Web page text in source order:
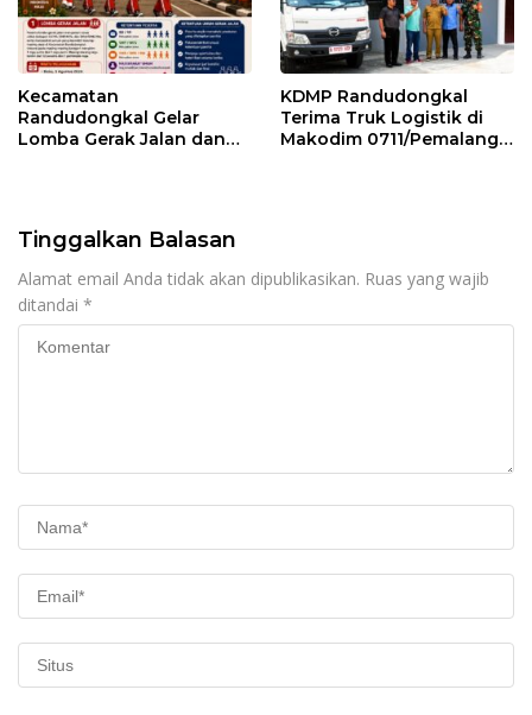
Kecamatan
Randudongkal Gelar
Lomba Gerak Jalan dan
KDMP Randudongkal
Terima Truk Logistik di
Makodim 0711/Pemalang
Tinggalkan Balasan
Alamat email Anda tidak akan dipublikasikan. Ruas yang wajib
ditandai *